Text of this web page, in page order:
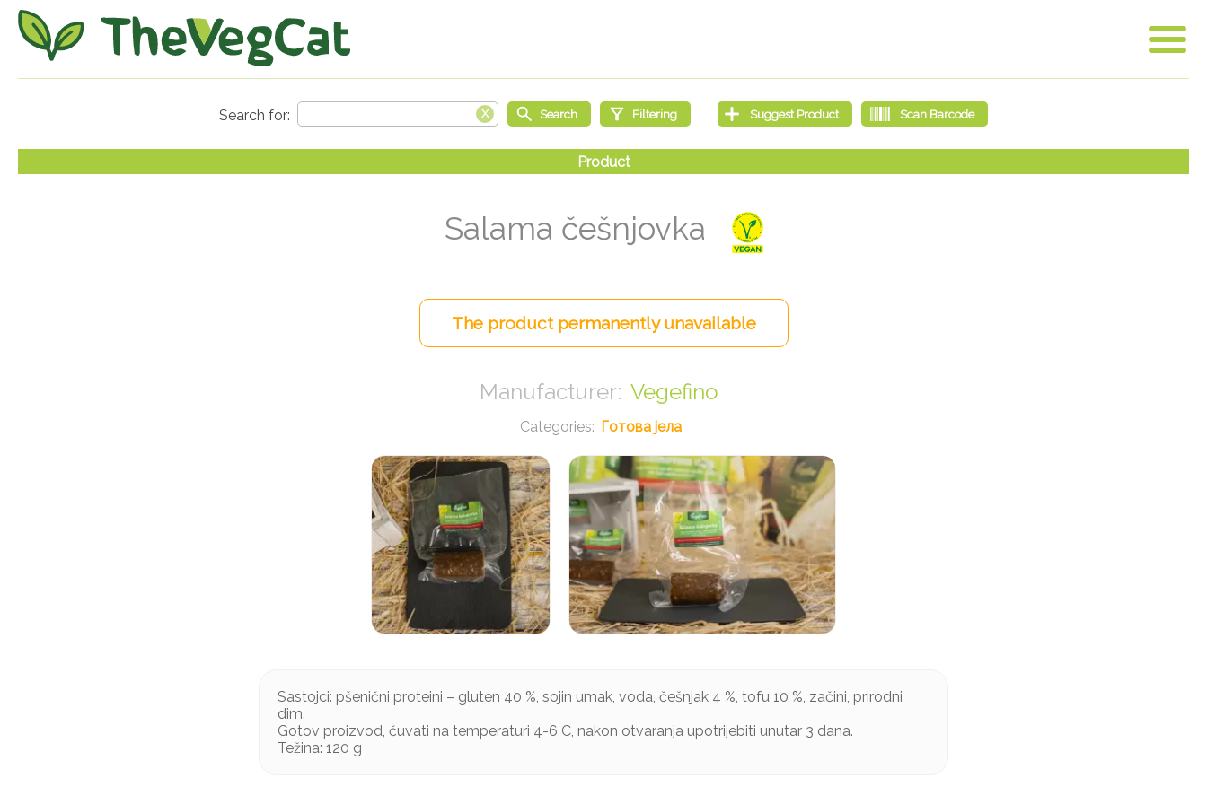
Salama češnjovka
Vegefino
Готова јела
Sastojci: pšenični proteini – gluten 40 %, sojin umak, voda, češnjak 4 %, tofu 10 %, začini, prirodni
dim.
Gotov proizvod, čuvati na temperaturi 4-6 C, nakon otvaranja upotrijebiti unutar 3 dana.
Težina: 120 g